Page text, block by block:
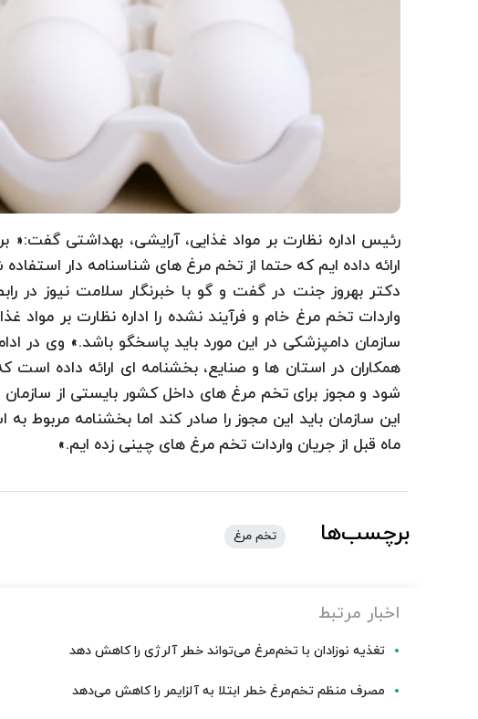
رئیس اداره نظارت بر مواد غذایی، آرایشی، بهداشتی گفت:«
ارائه داده ایم که حتما از تخم مرغ های شناسنامه دار
دکتر بهروز جنت در گفت و گو با خبرنگار سلامت نیوز در
واردات تخم مرغ خام و فرآیند نشده را اداره نظارت بر مواد
سازمان دامپزشکی در این مورد باید پاسخگو باشد.» وی در
همکاران در استان ها و صنایع، بخشنامه ای ارائه داده است
شود و مجوز برای تخم مرغ های داخل کشور بایستی از
این سازمان باید این مجوز را صادر کند اما بخشنامه مربوط
ماه قبل از جریان واردات تخم مرغ های چینی زده ایم.»
برچسب‌ها تخم مرغ
اخبار مرتبط
تغذیه نوزادان با تخم‌مرغ می‌تواند خطر آلرژی را کاهش دهد
مصرف منظم تخم‌مرغ خطر ابتلا به آلزایمر را کاهش می‌دهد